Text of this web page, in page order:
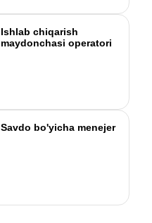
Ishlab chiqarish
maydonchasi operatori
Savdo bo'yicha menejer